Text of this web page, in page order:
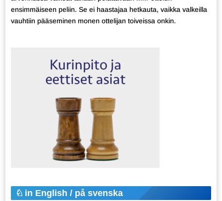
ensimmäiseen peliin. Se ei haastajaa hetkauta, vaikka valkeilla
vauhtiin pääseminen monen ottelijan toiveissa onkin.
in English / på svenska